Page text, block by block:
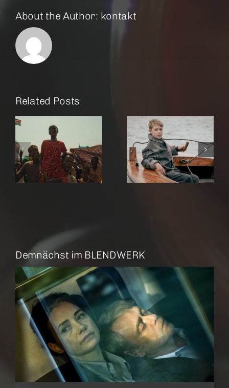
About the Author: kontakt
Related Posts
Amrum Rose
Demnächst im BLENDWERK